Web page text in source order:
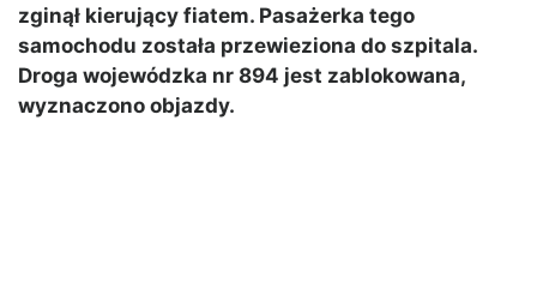
zginął kierujący fiatem. Pasażerka tego
samochodu została przewieziona do szpitala.
Droga wojewódzka nr 894 jest zablokowana,
wyznaczono objazdy.